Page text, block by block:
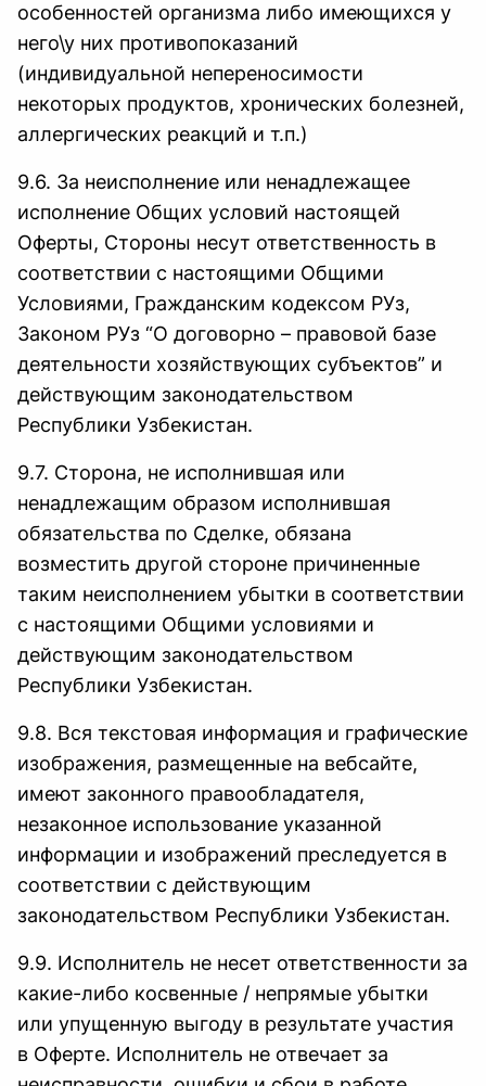
особенностей организма либо имеющихся у
него\у них противопоказаний
(индивидуальной непереносимости
некоторых продуктов, хронических болезней,
аллергических реакций и т.п.)
9.6. За неисполнение или ненадлежащее
исполнение Общих условий настоящей
Оферты, Стороны несут ответственность в
соответствии с настоящими Общими
Условиями, Гражданским кодексом РУз,
Законом РУз “О договорно – правовой базе
деятельности хозяйствующих субъектов” и
действующим законодательством
Республики Узбекистан.
9.7. Сторона, не исполнившая или
ненадлежащим образом исполнившая
обязательства по Сделке, обязана
возместить другой стороне причиненные
таким неисполнением убытки в соответствии
с настоящими Общими условиями и
действующим законодательством
Республики Узбекистан.
9.8. Вся текстовая информация и графические
изображения, размещенные на вебсайте,
имеют законного правообладателя,
незаконное использование указанной
информации и изображений преследуется в
соответствии с действующим
законодательством Республики Узбекистан.
9.9. Исполнитель не несет ответственности за
какие-либо косвенные / непрямые убытки
или упущенную выгоду в результате участия
в Оферте. Исполнитель не отвечает за